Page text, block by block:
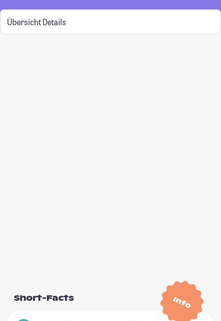
Übersicht Details
Info
Short-Facts